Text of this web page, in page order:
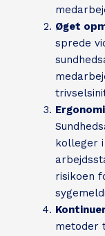
Øget
sprede
kolleger
risikoen
metoder